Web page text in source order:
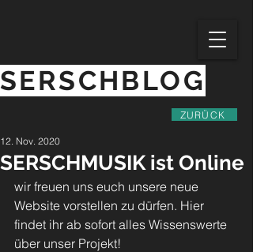
SERSCHBLOG
ZURÜCK
SERSCHMUSIK ist Online
12. Nov. 2020
wir freuen uns euch unsere neue
Website vorstellen zu dürfen. Hier
findet ihr ab sofort alles Wissenswerte
über unser Projekt!